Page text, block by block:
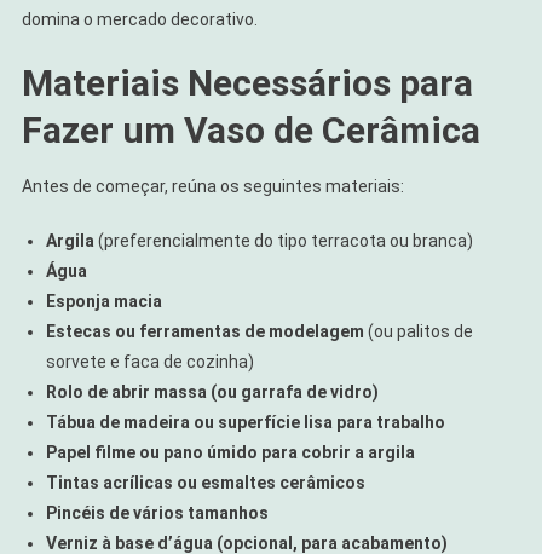
domina o mercado decorativo.
Materiais Necessários para
Fazer um Vaso de Cerâmica
Antes de começar, reúna os seguintes materiais:
Argila (preferencialmente do tipo terracota ou branca)
Água
Esponja macia
Estecas ou ferramentas de modelagem (ou palitos de
sorvete e faca de cozinha)
Rolo de abrir massa (ou garrafa de vidro)
Tábua de madeira ou superfície lisa para trabalho
Papel filme ou pano úmido para cobrir a argila
Tintas acrílicas ou esmaltes cerâmicos
Pincéis de vários tamanhos
Verniz à base d’água (opcional, para acabamento)